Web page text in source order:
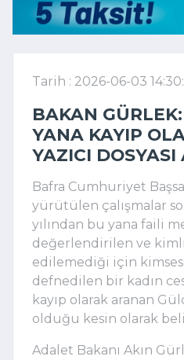
Tarih : 2026-06-03
BAKAN
YANA KAYIP
YAZICI
Bafra Cumhuriyet
yürütülen çalışmalar
yılından bu yana faili
değerlendirilen ve
edilemediği için
defnedilen bir kadın
kayıp olarak aranan
olduğu kesin olarak
Adalet Bakanı Akın